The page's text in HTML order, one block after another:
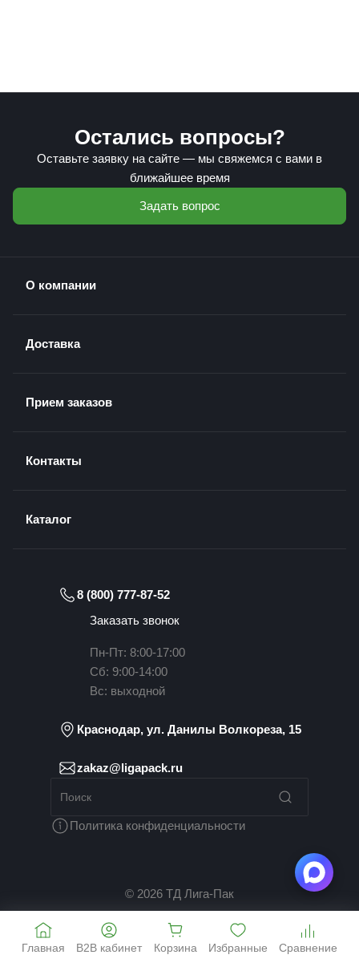
Остались вопросы?
Оставьте заявку на сайте — мы свяжемся с вами в
ближайшее время
Задать вопрос
О компании
Доставка
Прием заказов
Контакты
Каталог
8 (800) 777-87-52
Заказать звонок
Пн-Пт: 8:00-17:00
Сб: 9:00-14:00
Вс: выходной
Краснодар, ул. Данилы Волкореза, 15
zakaz@ligapack.ru
Политика конфиденциальности
© 2026 ТД Лига-Пак
Главная B2B кабинет Корзина Избранные Сравнение